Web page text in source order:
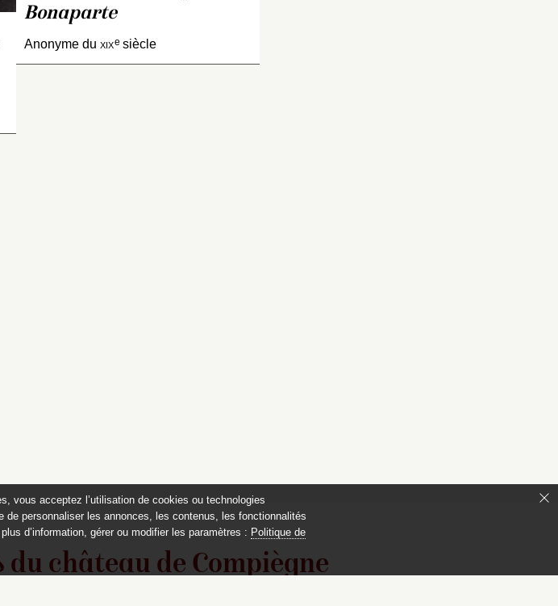
Bonaparte
Anonyme du xixe siècle
château de Compiègne
vous acceptez l’utilisation de cookies ou technologies
personnaliser les annonces, les contenus, les fonctionnalités
d’information, gérer ou modifier les paramètres : Politique de